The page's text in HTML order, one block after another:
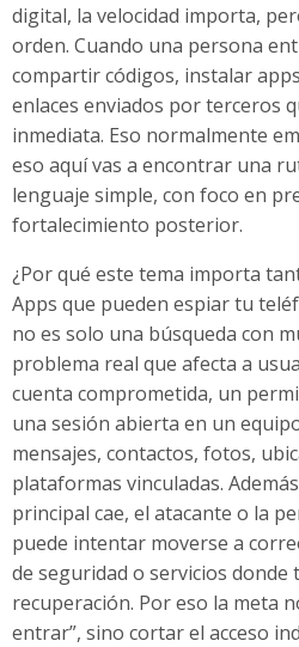
digital, la velocidad importa,
orden. Cuando una persona
compartir códigos, instalar
enlaces enviados por terceros
inmediata. Eso normalmente
eso aquí vas a encontrar una
lenguaje simple, con foco en
fortalecimiento posterior.
¿Por qué este tema importa
Apps que pueden espiar tu
no es solo una búsqueda con
problema real que afecta a
cuenta comprometida, un
una sesión abierta en un
mensajes, contactos, fotos,
plataformas vinculadas.
principal cae, el atacante o la
puede intentar moverse a
de seguridad o servicios donde
recuperación. Por eso la meta
entrar”, sino cortar el acceso